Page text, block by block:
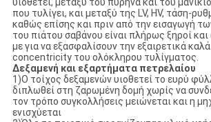
υιοθετεί, μεταξύ του πυρήνα και του
που τυλίγει, και μεταξύ της LV, HV, τάση-
καθώς επίσης και πριν από την εισαγωγή
του πιάτου σαβάνου είναι πλήρως ξηροί και
με για να εξασφαλίσουν την εξαιρετικά
concentricity του ολόκληρου τυλίγματος.
Δεξαμενή και εξαρτήματα πετρελαίου
1)Ο τοίχος δεξαμενών υιοθετεί το ευρύ
διπλωθεί στη ζαρωμένη δομή χωρίς να
τον τρόπο συγκολλήσεις μειώνεται και η
ενισχύεται